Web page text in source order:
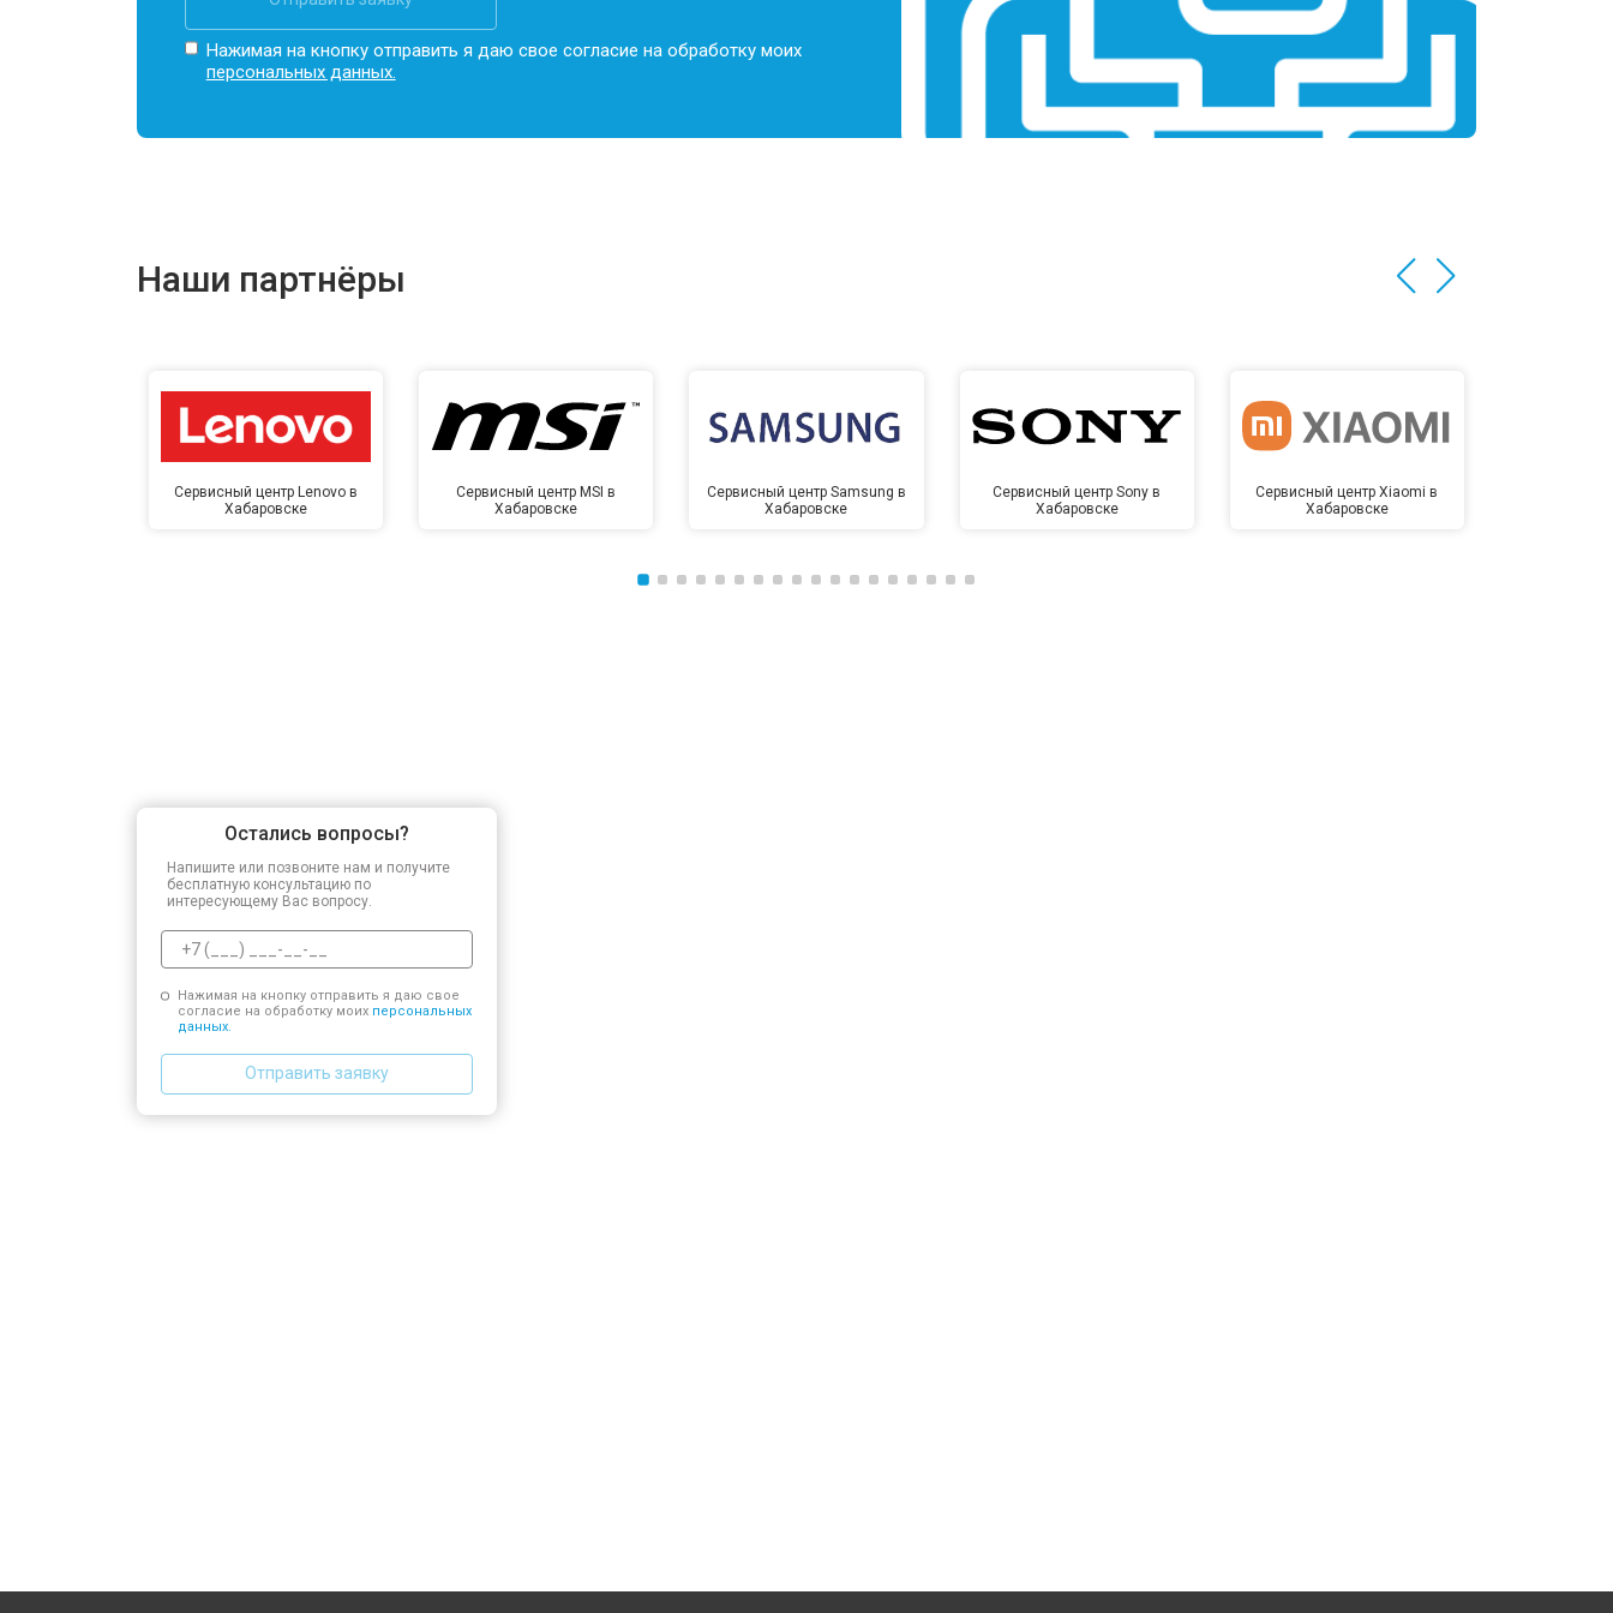
Замена жесткого диска HDD/SSD от 40 мин Заказать
Нажимая на кнопку отправить я даю свое согласие на обработку моих
персональных данных.
Наши партнёры
Сервисный центр Lenovo в
Хабаровске
Сервисный центр MSI в
Хабаровске
Сервисный центр Samsung в
Хабаровске
Сервисный центр Sony в
Хабаровске
Сервисный центр Xiaomi в
Хабаровске
Остались вопросы?
Напишите или позвоните нам и получите
бесплатную консультацию по
интересующему Вас вопросу.
Нажимая на кнопку отправить я даю свое
согласие на обработку моих персональных
данных.
Отправить заявку